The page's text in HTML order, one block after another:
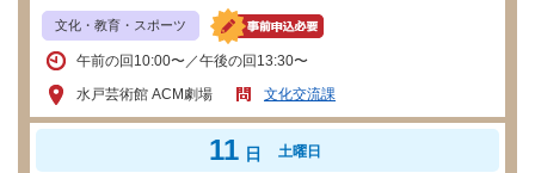
文化・教育・スポーツ
午前の回10:00〜／午後の回13:30〜
水戸芸術館 ACM劇場
文化交流課
11 日 土曜日